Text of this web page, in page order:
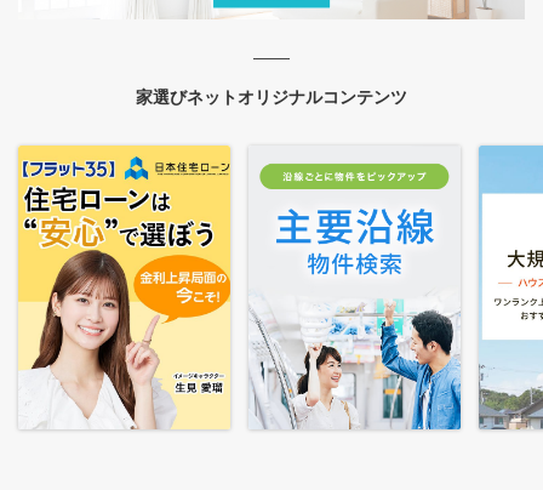
家選びネットオリジナルコンテンツ